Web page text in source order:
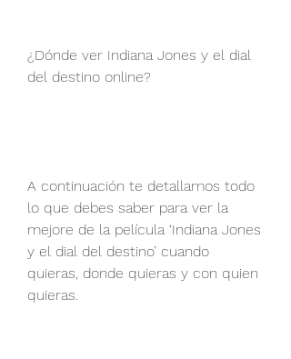
¿Dónde ver Indiana Jones y el dial
del destino online?
A continuación te detallamos todo
lo que debes saber para ver la
mejore de la película ‘Indiana Jones
y el dial del destino’ cuando
quieras, donde quieras y con quien
quieras.